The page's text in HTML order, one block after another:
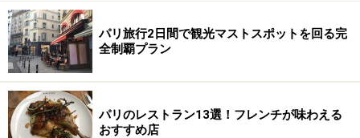
ラヴァン・コントワール
パリ旅行2日間で観光マストスポットを回る完
全制覇プラン
パリのレストラン13選！フレンチが味わえる
おすすめ店